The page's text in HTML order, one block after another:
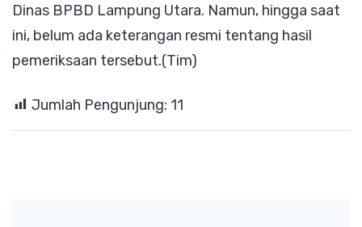
Dinas BPBD Lampung Utara. Namun, hingga saat
ini, belum ada keterangan resmi tentang hasil
pemeriksaan tersebut.(Tim)
Jumlah Pengunjung: 11